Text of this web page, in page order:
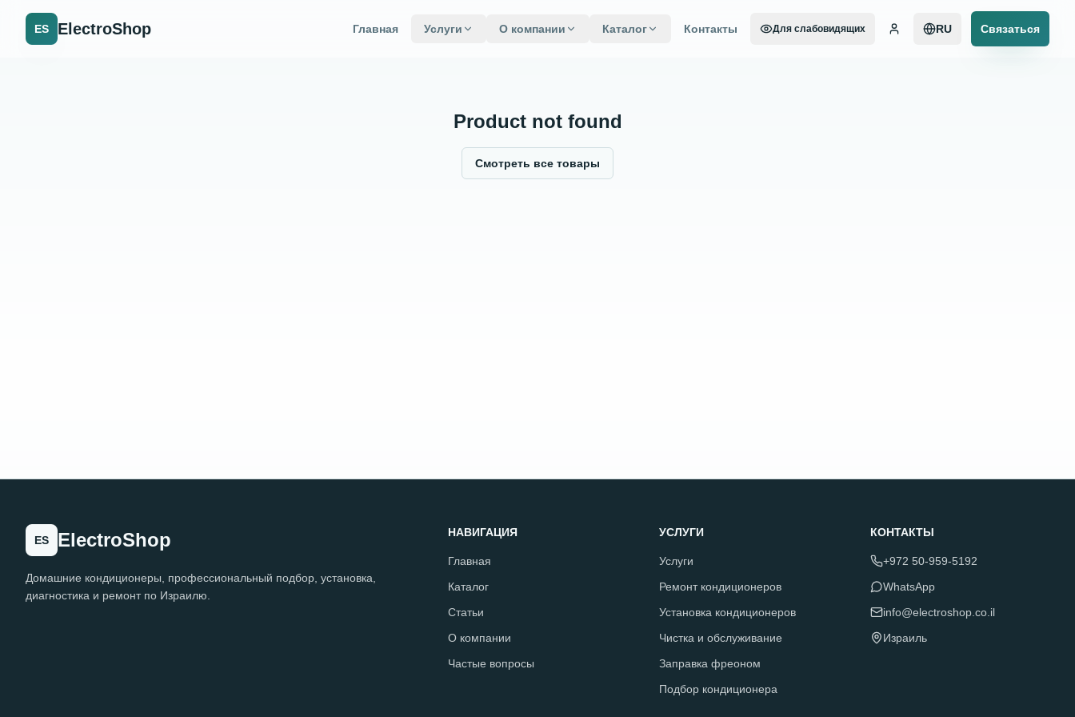
ES ElectroShop Главная Услуги О компании Каталог Контакты Для слабовидящих RU Связаться
Product not found
Смотреть все товары
ES ElectroShop
Домашние кондиционеры, профессиональный подбор, установка,
диагностика и ремонт по Израилю.
НАВИГАЦИЯ
Главная
Каталог
Статьи
О компании
Частые вопросы
УСЛУГИ
Услуги
Ремонт кондиционеров
Установка кондиционеров
Чистка и обслуживание
Заправка фреоном
Подбор кондиционера
КОНТАКТЫ
+972 50-959-5192
WhatsApp
info@electroshop.co.il
Израиль